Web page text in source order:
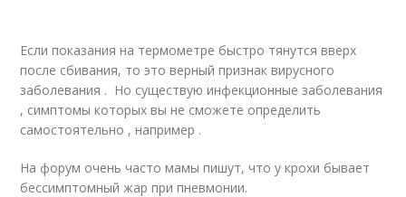
Если показания на термометре быстро тянутся вверх
после сбивания, то это верный признак вирусного
заболевания . Но существую инфекционные заболевания
, симптомы которых вы не сможете определить
самостоятельно , например .
На форум очень часто мамы пишут, что у крохи бывает
бессимптомный жар при пневмонии.